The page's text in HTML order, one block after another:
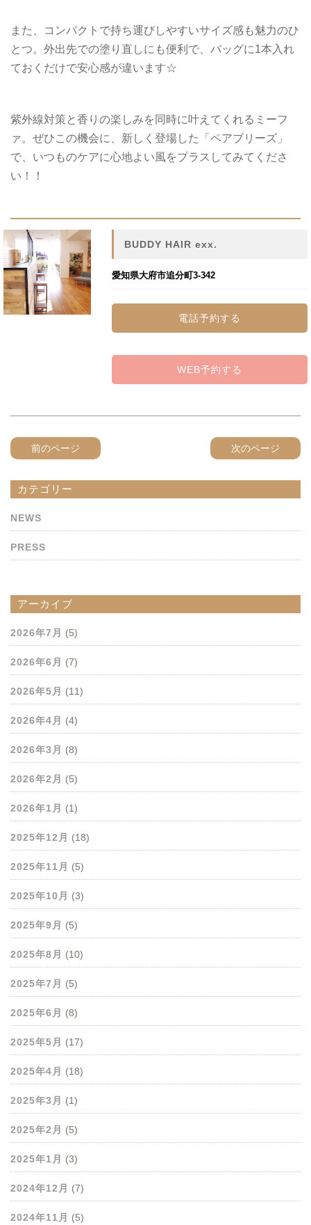
また、コンパクトで持ち運びしやすいサイズ感も魅力のひ
とつ。外出先での塗り直しにも便利で、バッグに1本入れ
ておくだけで安心感が違います☆
紫外線対策と香りの楽しみを同時に叶えてくれるミーフ
ァ。ぜひこの機会に、新しく登場した「ペアブリーズ」
で、いつものケアに心地よい風をプラスしてみてくださ
い！！
BUDDY HAIR exx.
愛知県大府市追分町3-342
電話予約する
WEB予約する
前のページ 次のページ
カテゴリー
NEWS
PRESS
アーカイブ
2026年7月 (5)
2026年6月 (7)
2026年5月 (11)
2026年4月 (4)
2026年3月 (8)
2026年2月 (5)
2026年1月 (1)
2025年12月 (18)
2025年11月 (5)
2025年10月 (3)
2025年9月 (5)
2025年8月 (10)
2025年7月 (5)
2025年6月 (8)
2025年5月 (17)
2025年4月 (18)
2025年3月 (1)
2025年2月 (5)
2025年1月 (3)
2024年12月 (7)
2024年11月 (5)